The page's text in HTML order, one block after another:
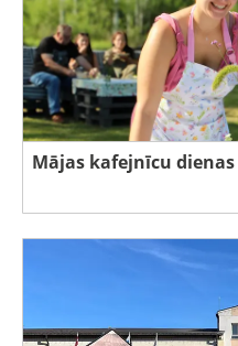
Mājas kafejnīcu